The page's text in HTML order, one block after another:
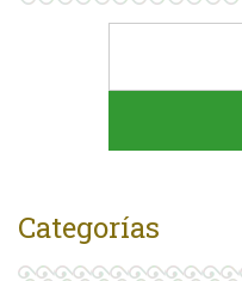
Categorías